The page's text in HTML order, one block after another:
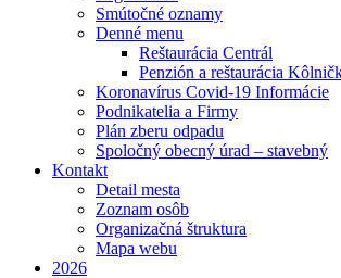
Smútočné oznamy
Denné menu
Reštaurácia Centrál
Penzión a reštaurácia
Koronavírus Covid-19 Informácie
Podnikatelia a Firmy
Plán zberu odpadu
Spoločný obecný úrad – stavebný
Kontakt
Detail mesta
Zoznam osôb
Organizačná štruktura
Mapa webu
2026